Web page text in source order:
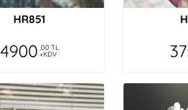
HR851
4900 ,00 TL
+KDV